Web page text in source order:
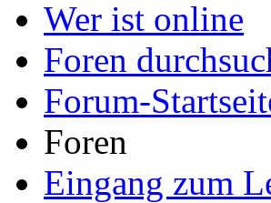
Wer ist online
Foren
Forum-
Foren
Eingang zum